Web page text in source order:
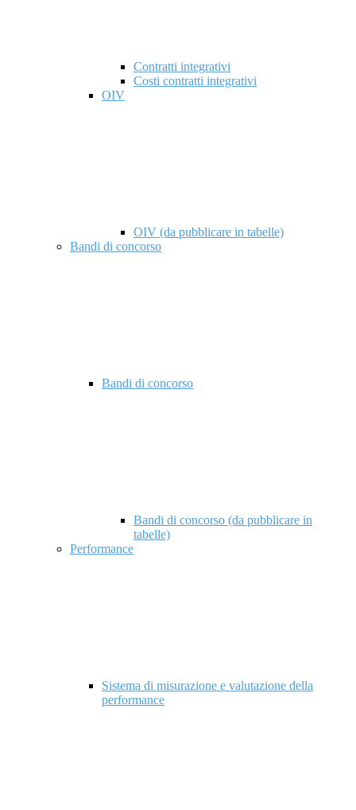
Contratti integrativi
Costi contratti integrativi
OIV
OIV (da pubblicare in tabelle)
Bandi di concorso
Bandi di concorso
Bandi di concorso (da pubblicare in
tabelle)
Performance
Sistema di misurazione e valutazione della
performance